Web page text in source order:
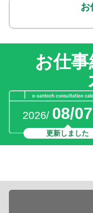
お
お仕
2026/ 08/07
更新しました